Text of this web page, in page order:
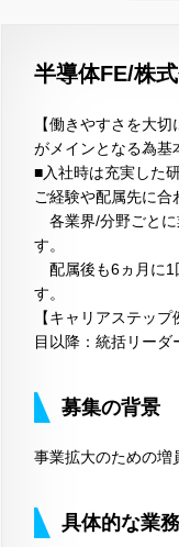
半導体FE/株
【働きやすさを大
がメインとなる為基
■入社時は充実した
ご経験や配属先に合
各業界/分野ごとに
す。
配属後も6ヵ月に1
す。
【キャリアステッ
目以降：統括リーダ
募集の背景
事業拡大のための増
具体的な業